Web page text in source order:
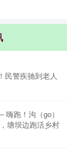
民警疾驰到老人
跑！沟（go）
塘坝边跑活乡村